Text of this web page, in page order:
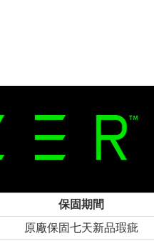
保固期間
原廠保固七天新品瑕疵